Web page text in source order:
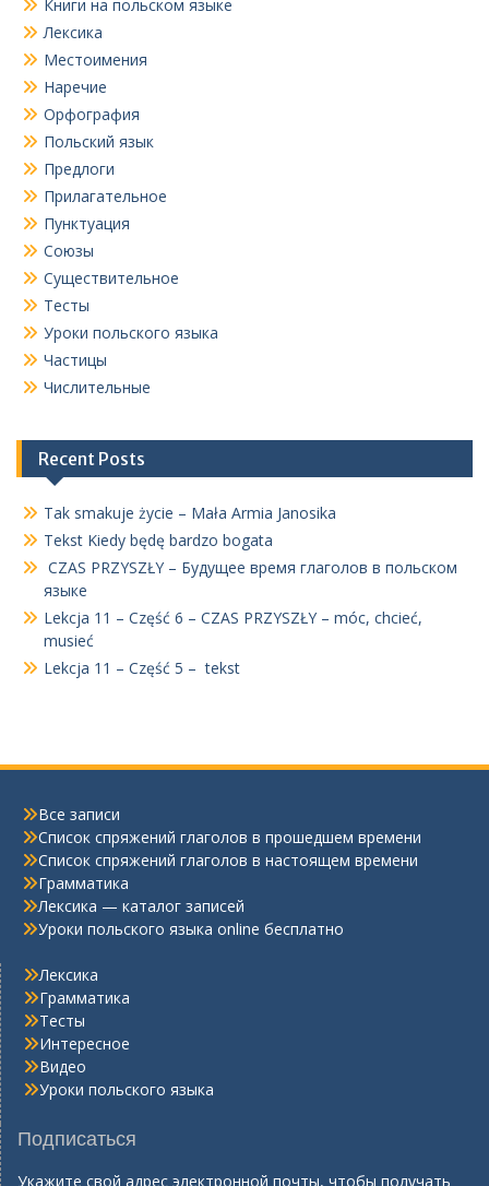
Книги на польском языке
Лексика
Местоимения
Наречие
Орфография
Польский язык
Предлоги
Прилагательное
Пунктуация
Союзы
Существительное
Тесты
Уроки польского языка
Частицы
Числительные
Recent Posts
Tak smakuje życie – Mała Armia Janosika
Tekst Kiedy będę bardzo bogata
CZAS PRZYSZŁY – Будущее время глаголов в польском
языке
Lekcja 11 – Część 6 – CZAS PRZYSZŁY – móc, chcieć,
musieć
Lekcja 11 – Część 5 – tekst
Все записи
Список спряжений глаголов в прошедшем времени
Список спряжений глаголов в настоящем времени
Грамматика
Лексика — каталог записей
Уроки польского языка online бесплатно
Лексика
Грамматика
Тесты
Интересное
Видео
Уроки польского языка
Подписаться
Укажите свой адрес электронной почты, чтобы получать